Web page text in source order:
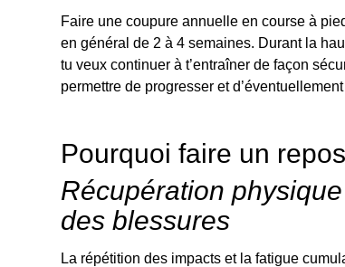
Faire une coupure annuelle en course à
en général de 2 à 4 semaines. Durant la
tu veux continuer à t’entraîner de façon
permettre de progresser et
Pourquoi faire un
Récupération
des blessures
La répétition des impacts et la fatigue